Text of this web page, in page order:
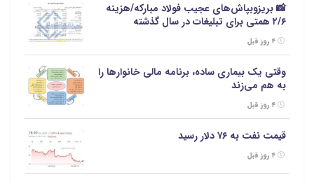
📸 بریزوبپاش‌های عجیب فولاد مبارکه/هزینه
۲/۶ همتی برای تبلیغات در سال گذشته
وقتی یک بیماری ساده، برنامه مالی خانوارها را
به هم می‌زند
قیمت نفت به ۷۶ دلار رسید